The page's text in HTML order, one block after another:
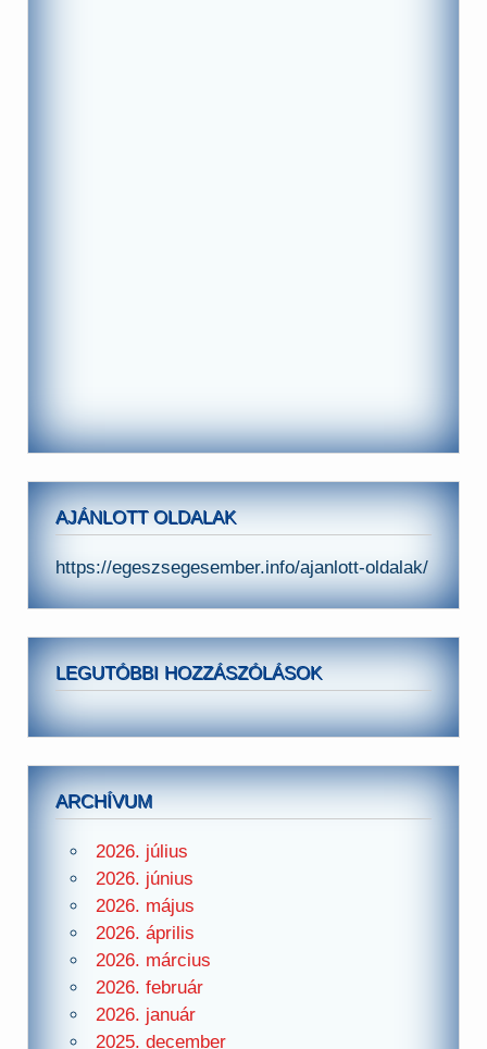
AJÁNLOTT OLDALAK
https://egeszsegesember.info/ajanlott-oldalak/
LEGUTÓBBI HOZZÁSZÓLÁSOK
ARCHÍVUM
2026. július
2026. június
2026. május
2026. április
2026. március
2026. február
2026. január
2025. december